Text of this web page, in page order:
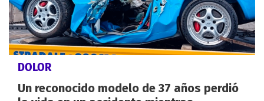
DOLOR
Un reconocido modelo de 37 años perdió